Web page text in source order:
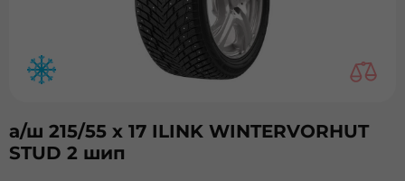
а/ш 215/55 х 17 ILINK WINTERVORHUT
STUD 2 шип